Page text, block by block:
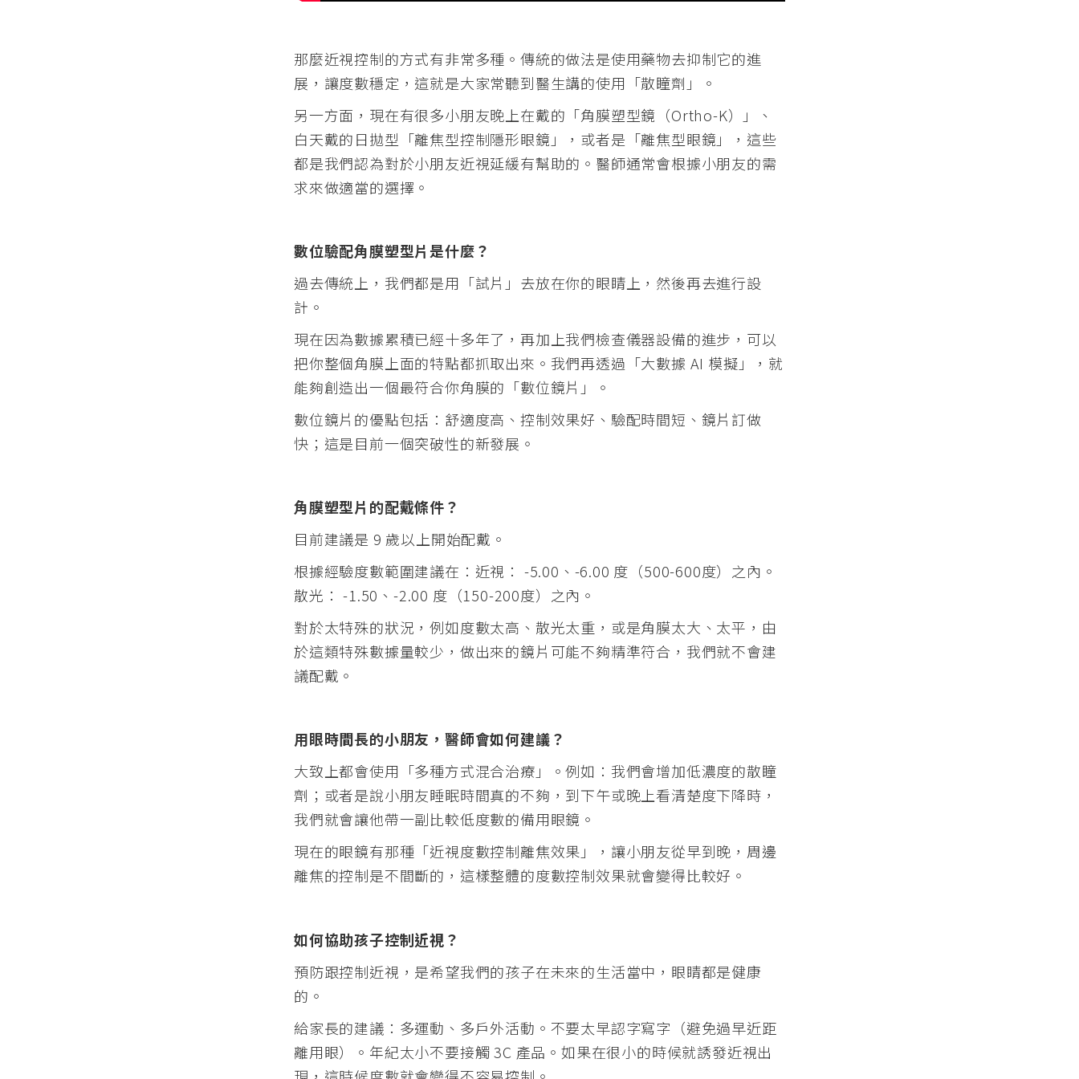
那麼近視控制的方式有非常多種。傳統的做法是使用藥物去抑制它的進
展，讓度數穩定，這就是大家常聽到醫生講的使用「散瞳劑」。
另一方面，現在有很多小朋友晚上在戴的「角膜塑型鏡（Ortho-K）」、
白天戴的日拋型「離焦型控制隱形眼鏡」，或者是「離焦型眼鏡」，這些
都是我們認為對於小朋友近視延緩有幫助的。醫師通常會根據小朋友的需
求來做適當的選擇。
數位驗配角膜塑型片是什麼？
過去傳統上，我們都是用「試片」去放在你的眼睛上，然後再去進行設
計。
現在因為數據累積已經十多年了，再加上我們檢查儀器設備的進步，可以
把你整個角膜上面的特點都抓取出來。我們再透過「大數據 AI 模擬」，就
能夠創造出一個最符合你角膜的「數位鏡片」。
數位鏡片的優點包括： 舒適度高、控制效果好、 驗配時間短、 鏡片訂做
快； 這是目前一個突破性的新發展。
角膜塑型片的配戴條件？
目前建議是 9 歲以上開始配戴。
根據經驗度數範圍建議在： 近視： -5.00、-6.00 度（500-600度）之內。
散光： -1.50、-2.00 度（150-200度）之內。
對於太特殊的狀況，例如度數太高、散光太重，或是角膜太大、太平，由
於這類特殊數據量較少，做出來的鏡片可能不夠精準符合，我們就不會建
議配戴。
用眼時間長的小朋友，醫師會如何建議？
大致上都會使用「多種方式混合治療」。例如：我們會增加低濃度的散瞳
劑；或者是說小朋友睡眠時間真的不夠，到下午或晚上看清楚度下降時，
我們就會讓他帶一副比較低度數的備用眼鏡。
現在的眼鏡有那種「近視度數控制離焦效果」，讓小朋友從早到晚，周邊
離焦的控制是不間斷的，這樣整體的度數控制效果就會變得比較好。
如何協助孩子控制近視？
預防跟控制近視，是希望我們的孩子在未來的生活當中，眼睛都是健康
的。
給家長的建議： 多運動、多戶外活動。 不要太早認字寫字（避免過早近距
離用眼）。 年紀太小不要接觸 3C 產品。如果在很小的時候就誘發近視出